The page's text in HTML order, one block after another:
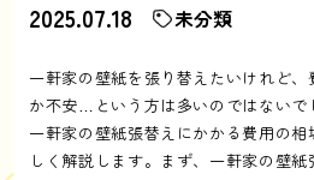
2025.07.18 未分類
一軒家の壁紙を張り替えたいけれど
か不安…という方は多いのではないで
一軒家の壁紙張替えにかかる費用の
しく解説します。まず、一軒家の壁